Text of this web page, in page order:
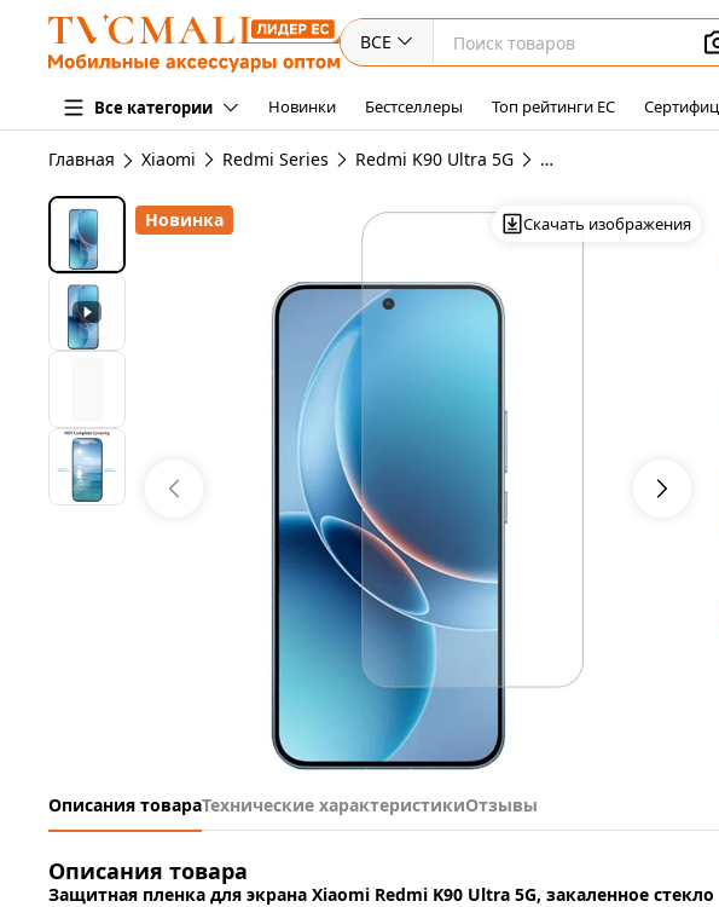
ВСЕ
Все категории Новинки Бестселлеры Топ рейтинги ЕС
Главная Xiaomi Redmi Series Redmi K90 Ultra 5G Защитные пленки
Новинка Скачать изображения
Описания товараТехнические характеристикиОтзывы
Описания товара
Защитная пленка для экрана Xiaomi Redmi K90 Ultra 5G, закаленное стекло